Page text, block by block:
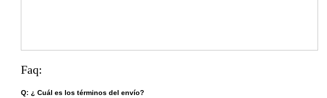
Faq:
Q: ¿ Cuál es los términos del envío?